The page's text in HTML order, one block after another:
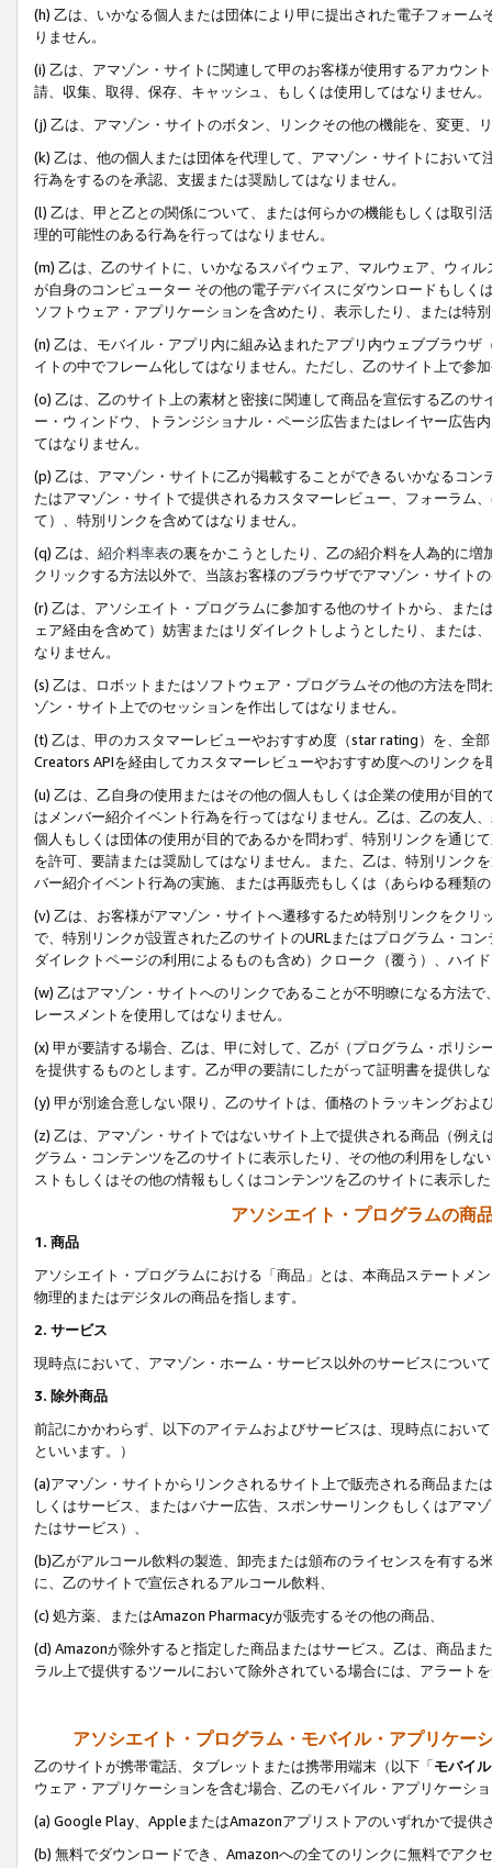
(h) 乙は、いかなる個人または団体により甲に提出された電子フォー
りません。
(i) 乙は、アマゾン・サイトに関連して甲のお客様が使用するアカウン
請、収集、取得、保存、キャッシュ、もしくは使用してはなりません。
(j) 乙は、アマゾン・サイトのボタン、リンクその他の機能を、変更、
(k) 乙は、他の個人または団体を代理して、アマゾン・サイトにおい
行為をするのを承認、支援または奨励してはなりません。
(l) 乙は、甲と乙との関係について、または何らかの機能もしくは取
理的可能性のある行為を行ってはなりません。
(m) 乙は、乙のサイトに、いかなるスパイウェア、マルウェア、ウィ
が自身のコンピューター その他の電子デバイスにダウンロードもし
ソフトウェア・アプリケーションを含めたり、表示したり、または特
(n) 乙は、モバイル・アプリ内に組み込まれたアプリ内ウェブブラウ
イトの中でフレーム化してはなりません。ただし、乙のサイト上で参
(o) 乙は、乙のサイト上の素材と密接に関連して商品を宣伝する乙の
ー・ウィンドウ、トランジショナル・ページ広告またはレイヤー広告
てはなりません。
(p) 乙は、アマゾン・サイトに乙が掲載することができるいかなるコ
たはアマゾン・サイトで提供されるカスタマーレビュー、フォーラム
て）、特別リンクを含めてはなりません。
(q) 乙は、 紹介料率表の裏をかこうとしたり、乙の紹介料を人為的に
クリックする方法以外で、当該お客様のブラウザでアマゾン・サイト
(r) 乙は、アソシエイト・プログラムに参加する他のサイトから、ま
ェア経由を含めて）妨害またはリダイレクトしようとしたり、または
なりません。
(s) 乙は、ロボットまたはソフトウェア・プログラムその他の方法を
ゾン・サイト上でのセッションを作出してはなりません。
(t) 乙は、甲のカスタマーレビューやおすすめ度（star rating）を、全
Creators APIを経由してカスタマーレビューやおすすめ度へのリンクを
(u) 乙は、乙自身の使用またはその他の個人もしくは企業の使用が目
はメンバー紹介イベント行為を行ってはなりません。乙は、乙の友人
個人もしくは団体の使用が目的であるかを問わず、特別リンクを通じ
を許可、要請または奨励してはなりません。また、乙は、特別リンク
バー紹介イベント行為の実施、または再販売もしくは（あらゆる種類
(v) 乙は、お客様がアマゾン・サイトへ遷移するため特別リンクをク
で、特別リンクが設置された乙のサイトのURLまたはプログラム・コ
ダイレクトページの利用によるものも含め）クローク（覆う）、ハイ
(w) 乙はアマゾン・サイトへのリンクであることが不明瞭になる方法
レースメントを使用してはなりません。
(x) 甲が要請する場合、乙は、甲に対して、乙が（プログラム・ポリ
を提供するものとします。乙が甲の要請にしたがって証明書を提供し
(y) 甲が別途合意しない限り、乙のサイトは、価格のトラッキングお
(z) 乙は、アマゾン・サイトではないサイト上で提供される商品（例
グラム・コンテンツを乙のサイトに表示したり、その他の利用をしな
ストもしくはその他の情報もしくはコンテンツを乙のサイトに表示し
アソシエイト・プログラムの商
1. 商品
アソシエイト・プログラムにおける「商品」とは、本商品ステートメ
物理的またはデジタルの商品を指します。
2. サービス
現時点において、アマゾン・ホーム・サービス以外のサービスについ
3. 除外商品
前記にかかわらず、以下のアイテムおよびサービスは、現時点におい
といいます。）
(a)アマゾン・サイトからリンクされるサイト上で販売される商品ま
しくはサービス、またはバナー広告、スポンサーリンクもしくはアマ
たはサービス）、
(b)乙がアルコール飲料の製造、卸売または頒布のライセンスを有す
に、乙のサイトで宣伝されるアルコール飲料、
(c) 処方薬、またはAmazon Pharmacyが販売するその他の商品、
(d) Amazonが除外すると指定した商品またはサービス。乙は、商品ま
ラル上で提供するツールにおいて除外されている場合には、アラート
アソシエイト・プログラム・モバイル・アプリケー
乙のサイトが携帯電話、タブレットまたは携帯用端末（以下「モバイ
ウェア・アプリケーションを含む場合、乙のモバイル・アプリケーシ
(a) Google Play、AppleまたはAmazonアプリストアのいずれかで提供
(b) 無料でダウンロードでき、Amazonへの全てのリンクに無料でアク